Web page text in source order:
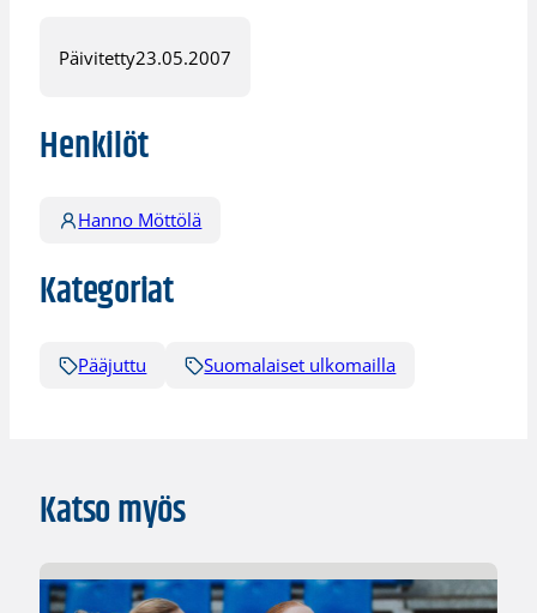
Päivitetty23.05.2007
Henkilöt
Hanno Möttölä
Kategoriat
Pääjuttu Suomalaiset ulkomailla
Katso myös